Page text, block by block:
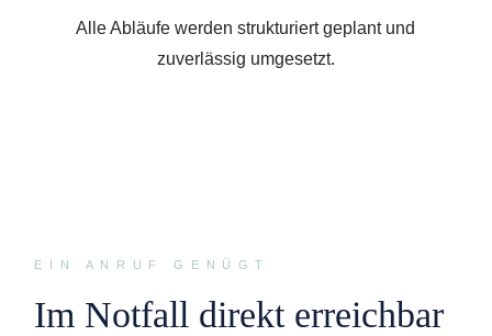
Alle Abläufe werden strukturiert geplant und
zuverlässig umgesetzt.
EIN ANRUF GENÜGT
Im Notfall direkt erreichbar